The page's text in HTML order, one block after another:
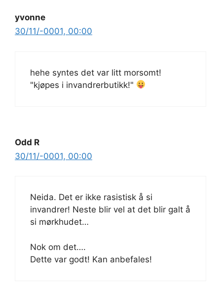
yvonne
30/11/-0001, 00:00
hehe syntes det var litt morsomt!
"kjøpes i invandrerbutikk!"
Odd R
30/11/-0001, 00:00
Neida. Det er ikke rasistisk å si
invandrer! Neste blir vel at det blir galt å
si mørkhudet…
Nok om det….
Dette var godt! Kan anbefales!